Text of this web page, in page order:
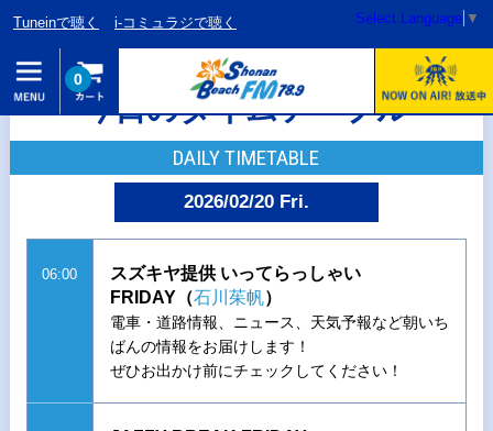
Tuneinで聴く i-コミュラジで聴く Select Language ▼
0
今日のタイムテーブル
DAILY TIMETABLE
2026/02/20 Fri.
06:00
スズキヤ提供 いってらっしゃい
FRIDAY（石川茱帆）
電車・道路情報、ニュース、天気予報など朝いち
ばんの情報をお届けします！
ぜひお出かけ前にチェックしてください！